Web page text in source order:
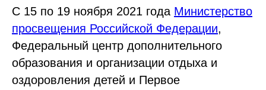
С 15 по 19 ноября 2021 года Министерство
просвещения Российской Федерации,
Федеральный центр дополнительного
образования и организации отдыха и
оздоровления детей и Первое